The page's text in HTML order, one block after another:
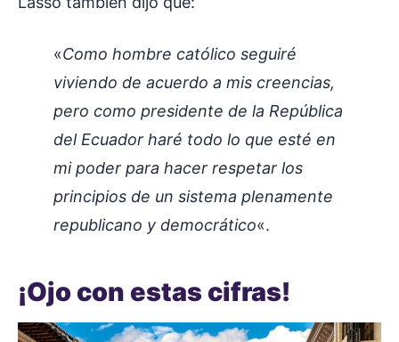
«Como hombre católico seguiré
viviendo de acuerdo a mis creencias,
pero como presidente de la República
del Ecuador haré todo lo que esté en
mi poder para hacer respetar los
principios de un sistema plenamente
republicano y democrático«.
¡Ojo con estas cifras!